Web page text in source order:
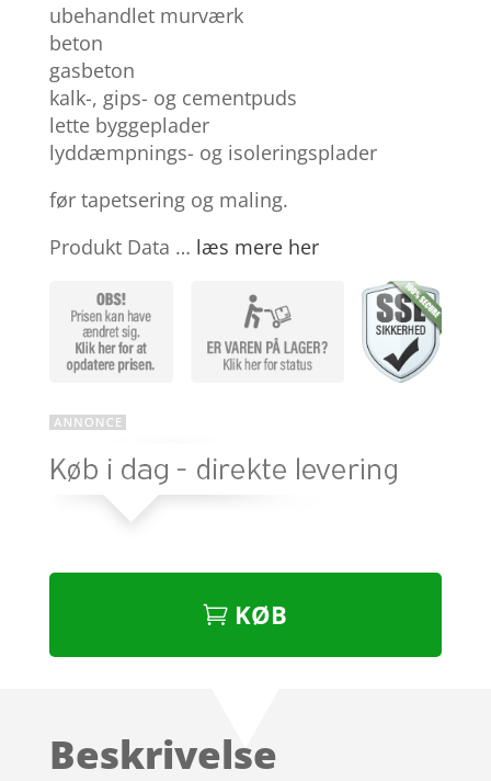
ubehandlet murværk
beton
gasbeton
kalk-, gips- og cementpuds
lette byggeplader
lyddæmpnings- og isoleringsplader
før tapetsering og maling.
Produkt Data … læs mere her
KØB
Beskrivelse